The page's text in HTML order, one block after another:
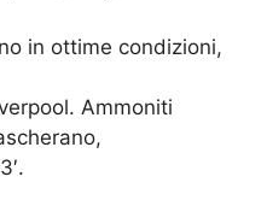
in ottime condizioni,
Ammoniti